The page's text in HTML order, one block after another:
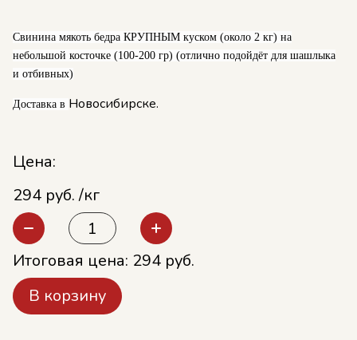
Свинина мякоть бедра КРУПНЫМ куском (около 2 кг) на
небольшой косточке (100-200 гр) (отлично подойдёт для шашлыка
и отбивных)
Доставка в Новосибирске.
Цена:
294 руб. /кг
Итоговая цена: 294 руб.
В корзину